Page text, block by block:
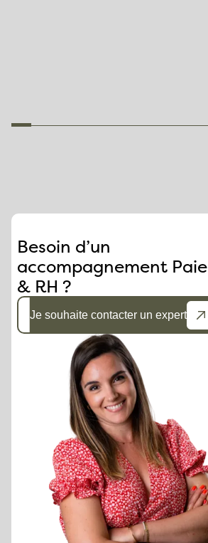
Besoin d’un
accompagnement Paie
& RH ?
Je souhaite contacter un expert